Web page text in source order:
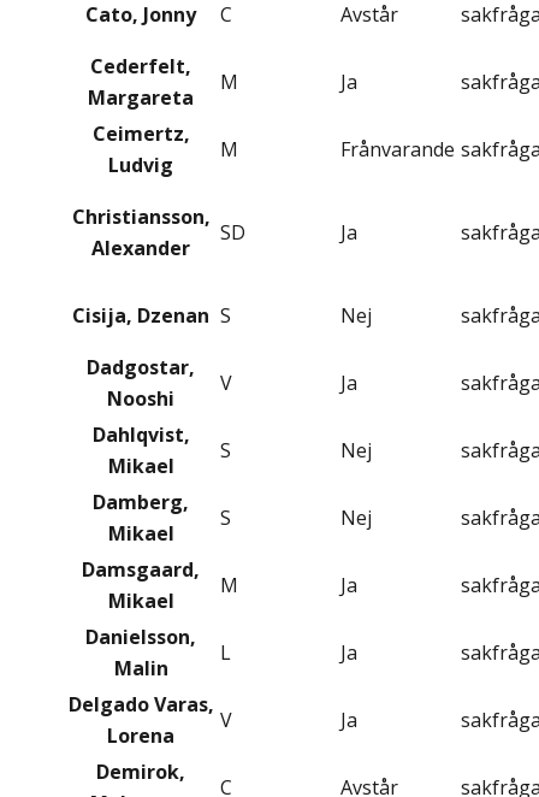
Cato, Jonny C Avstår
Cederfelt,
Margareta
M Ja
Ceimertz,
Ludvig
M Frånvarande
Christiansson,
Alexander
SD Ja
Cisija, Dzenan S Nej
Dadgostar,
Nooshi
V Ja
Dahlqvist,
Mikael
S Nej
Damberg,
Mikael
S Nej
Damsgaard,
Mikael
M Ja
Danielsson,
Malin
L Ja
Delgado Varas,
Lorena
V Ja
Demirok,
C Avstår